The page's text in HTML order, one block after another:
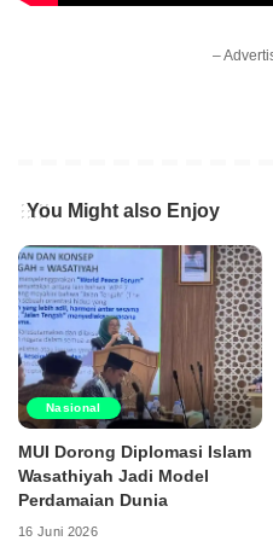
–
You Might also Enjoy
Nasional
MUI Dorong Diplomasi Islam
Wasathiyah Jadi Model
Perdamaian Dunia
16 Juni 2026